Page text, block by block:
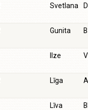
Svetlana
Gunita
Ilze
Līga
Līva